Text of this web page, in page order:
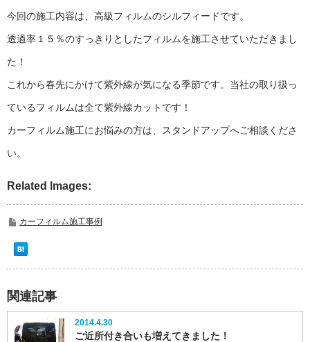
今回の施工内容は、高級フィルムのシルフィードです。
透過率１５％のすっきりとしたフィルムを施工させていただきまし
た！
これから春先にかけて紫外線が気になる季節です。当社の取り扱っ
ているフィルムは全て紫外線カットです！
カーフィルム施工にお悩みの方は、スタンドアップへご相談くださ
い。
Related Images:
カーフィルム施工事例
関連記事
2014.4.30
ご近所付き合いも増えてきました！